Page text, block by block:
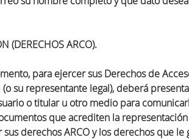
(DERECHOS ARCO).
para ejercer sus Derechos de
su representante legal), deberá
o titular u otro medio para
que acrediten la
derechos ARCO y los derechos que le